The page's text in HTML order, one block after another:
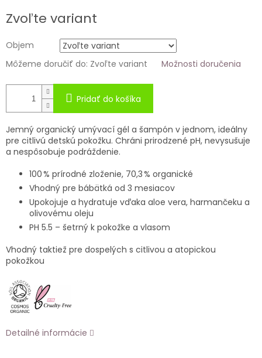
Zvoľte variant
Objem
Môžeme doručiť do: Zvoľte variant Možnosti doručenia
Pridať do košíka
Jemný organický umývací gél a šampón v jednom, ideálny
pre citlivú detskú pokožku. Chráni prirodzené pH, nevysušuje
a nespôsobuje podráždenie.
100 % prírodné zloženie, 70,3 % organické
Vhodný pre bábätká od 3 mesiacov
Upokojuje a hydratuje vďaka aloe vera, harmančeku a
olivovému oleju
PH 5.5 – šetrný k pokožke a vlasom
Vhodný taktiež pre dospelých s citlivou a atopickou
pokožkou
Detailné informácie